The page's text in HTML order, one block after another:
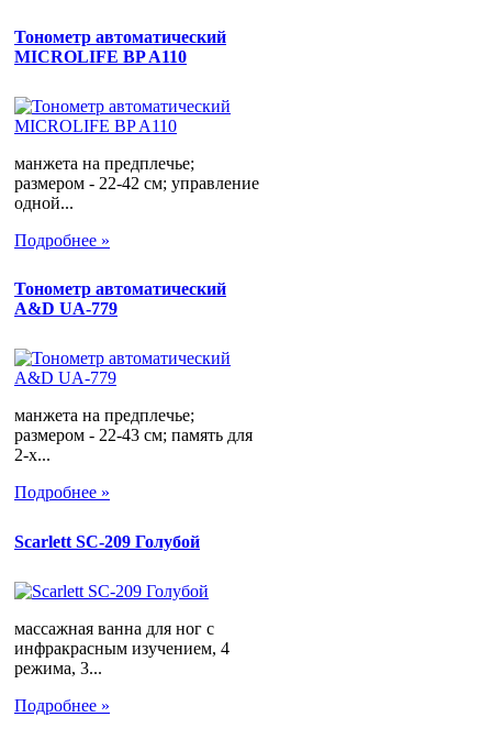
Тонометр автоматический
MICROLIFE BP A110
манжета на предплечье;
размером - 22-42 см; управление
одной...
Подробнее »
Тонометр автоматический
A&D UA-779
манжета на предплечье;
размером - 22-43 см; память для
2-х...
Подробнее »
Scarlett SC-209 Голубой
массажная ванна для ног с
инфракрасным изучением, 4
режима, 3...
Подробнее »